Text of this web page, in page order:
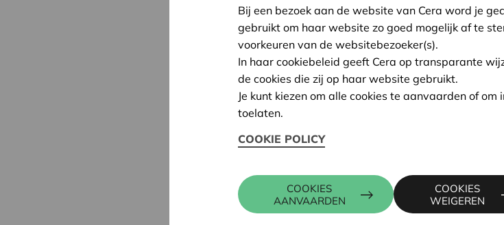
"Wij
zegt
De
de
Van
Bij een bezoek aan de website van Cera word je
gebruikt om haar website zo goed mogelijk af te
voorkeuren van de websitebezoeker(s).
In haar cookiebeleid geeft Cera op transparante
de cookies die zij op haar website gebruikt.
Je kunt kiezen om alle cookies te aanvaarden of
toelaten.
COOKIE POLICY
COOKIES
AANVAARDEN
COOKIES
WEIGEREN